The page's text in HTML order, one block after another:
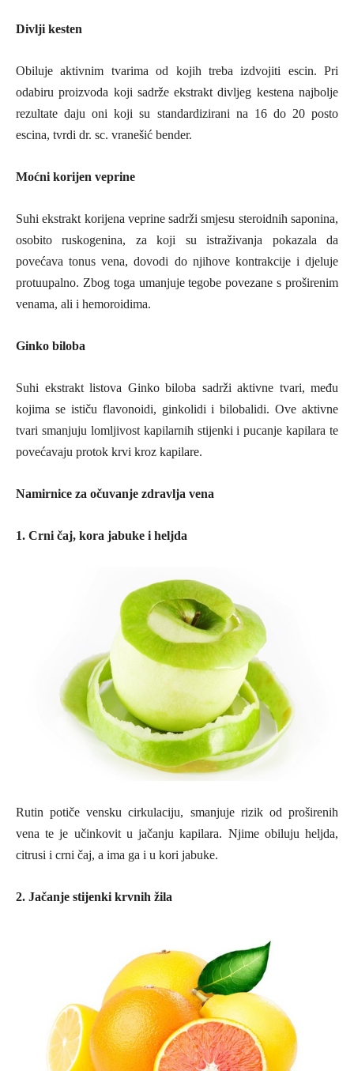
Divlji kesten
Obiluje aktivnim tvarima od kojih treba izdvojiti escin. Pri
odabiru proizvoda koji sadrže ekstrakt divljeg kestena najbolje
rezultate daju oni koji su standardizirani na 16 do 20 posto
escina, tvrdi dr. sc. vranešić bender.
Moćni korijen veprine
Suhi ekstrakt korijena veprine sadrži smjesu steroidnih saponina,
osobito ruskogenina, za koji su istraživanja pokazala da
povećava tonus vena, dovodi do njihove kontrakcije i djeluje
protuupalno. Zbog toga umanjuje tegobe povezane s proširenim
venama, ali i hemoroidima.
Ginko biloba
Suhi ekstrakt listova Ginko biloba sadrži aktivne tvari, među
kojima se ističu flavonoidi, ginkolidi i bilobalidi. Ove aktivne
tvari smanjuju lomljivost kapilarnih stijenki i pucanje kapilara te
povećavaju protok krvi kroz kapilare.
Namirnice za očuvanje zdravlja vena
1. Crni čaj, kora jabuke i heljda
Rutin potiče vensku cirkulaciju, smanjuje rizik od proširenih
vena te je učinkovit u jačanju kapilara. Njime obiluju heljda,
citrusi i crni čaj, a ima ga i u kori jabuke.
2. Jačanje stijenki krvnih žila